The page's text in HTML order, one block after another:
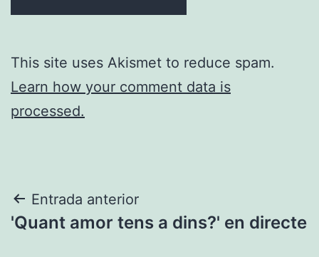
This site uses Akismet to reduce spam.
Learn how your comment data is
processed.
Navegació
d'entrades
Entrada anterior
'Quant amor tens a dins?' en directe